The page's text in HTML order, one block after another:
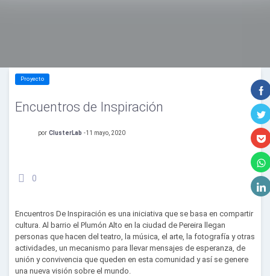
Proyecto
Encuentros de Inspiración
por ClusterLab -11 mayo, 2020
0
Encuentros De Inspiración es una iniciativa que se basa en compartir
cultura. Al barrio el Plumón Alto en la ciudad de Pereira llegan
personas que hacen del teatro, la música, el arte, la fotografía y otras
actividades, un mecanismo para llevar mensajes de esperanza, de
unión y convivencia que queden en esta comunidad y así se genere
una nueva visión sobre el mundo.